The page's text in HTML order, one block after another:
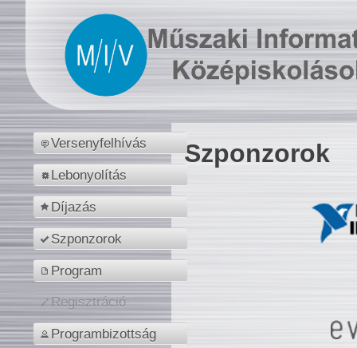
Versenyfelhívás
Lebonyolítás
Díjazás
Szponzorok
Program
Regisztráció
Programbizottság
Szponzorok